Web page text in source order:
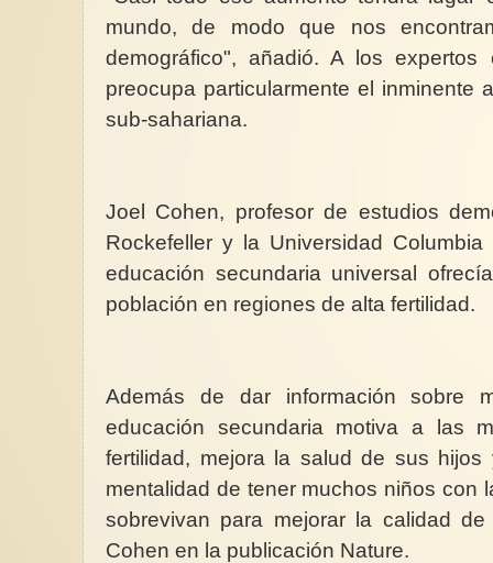
mundo, de modo que nos
demográfico", añadió. A los expertos
preocupa particularmente el inminente
sub-sahariana.
Joel Cohen, profesor de estudios
Rockefeller y la Universidad
educación secundaria universal
población en regiones de alta fertilidad.
Además de dar información sobre
educación secundaria motiva a las
fertilidad, mejora la salud de sus
mentalidad de tener muchos niños con
sobrevivan para mejorar la calidad
Cohen en la publicación Nature.